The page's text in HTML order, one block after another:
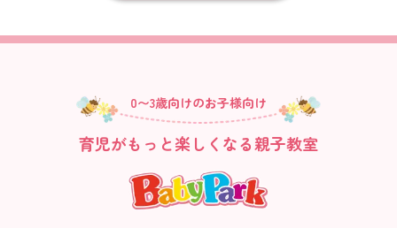
0〜3歳向けのお子様向け
育児がもっと楽しくなる親子教室